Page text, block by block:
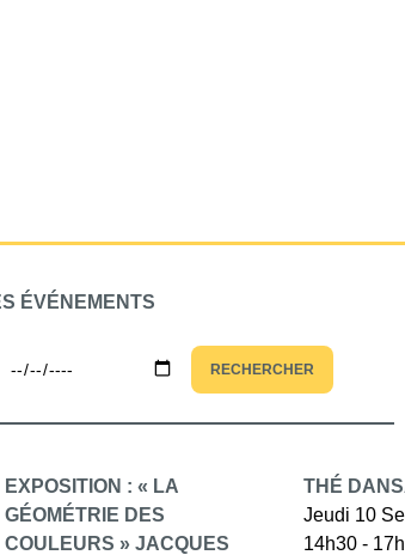
ÉVÉNEMENTS
RECHERCHER
EXPOSITION : « LA
GÉOMÉTRIE DES
COULEURS » JACQUES
THÉ
Jeudi 10
14h30 -